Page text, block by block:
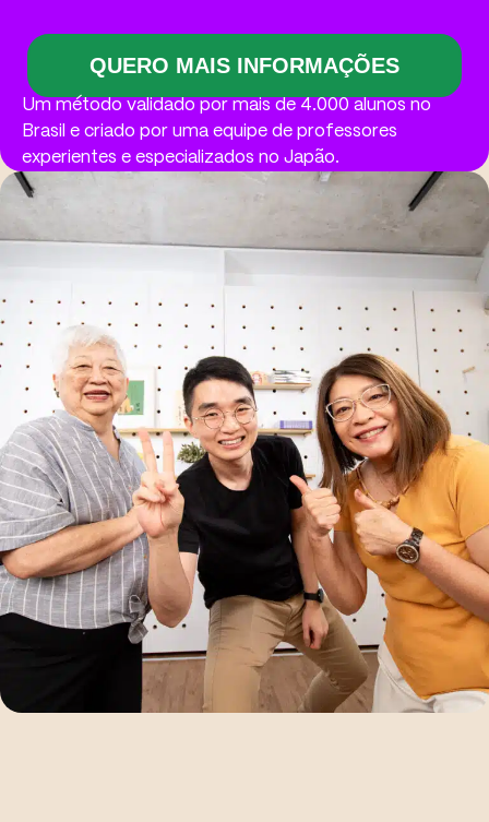
QUERO MAIS INFORMAÇÕES
Um método validado por mais de 4.000 alunos no
Brasil e criado por uma equipe de professores
experientes e especializados no Japão.